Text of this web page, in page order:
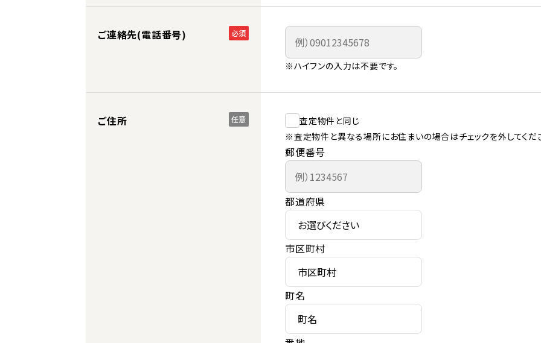
ご連絡先(電話番号) 必須
※ハイフンの入力は不要です。
ご住所 任意
査定物件と同じ
※査定物件と異なる場所にお住まいの場合はチェックを外してくだ
郵便番号
都道府県
市区町村
町名